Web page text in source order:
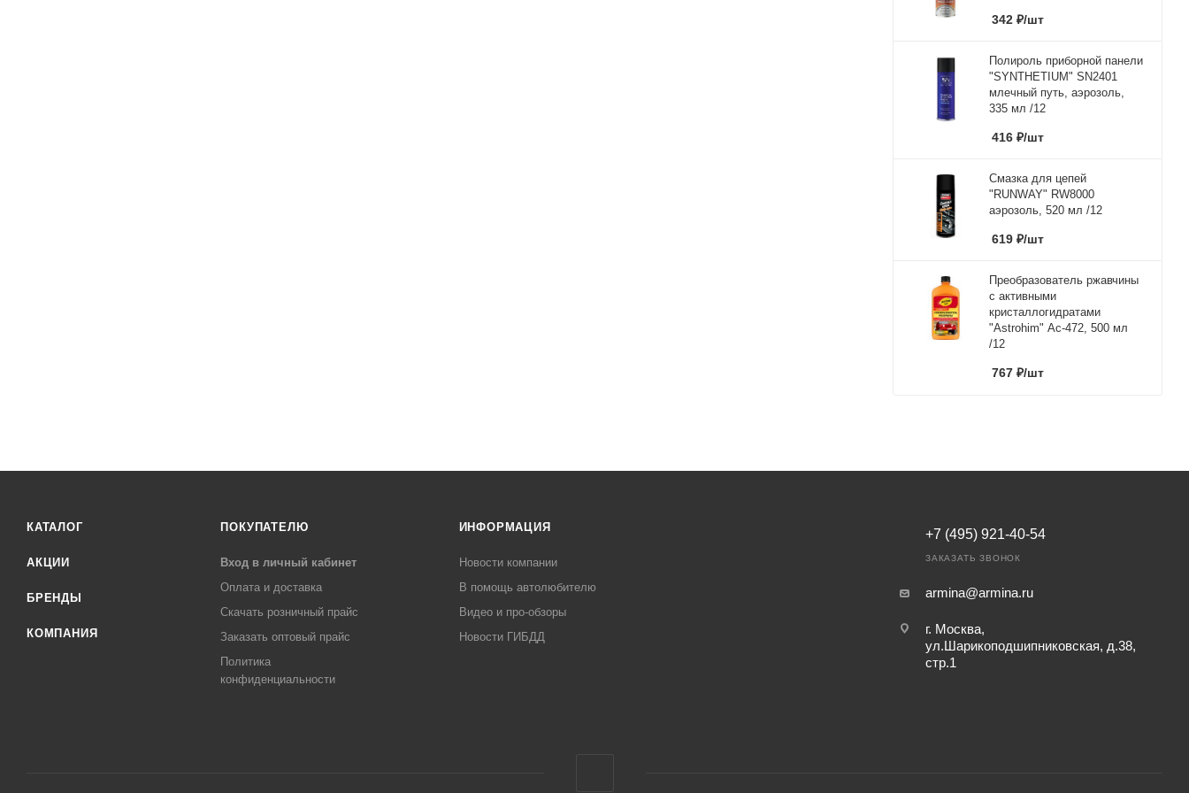
342 ₽/шт
Полироль приборной панели
"SYNTHETIUM" SN2401
млечный путь, аэрозоль,
335 мл /12
416 ₽/шт
Смазка для цепей
"RUNWAY" RW8000
аэрозоль, 520 мл /12
619 ₽/шт
Преобразователь ржавчины
с активными
кристаллогидратами
"Astrohim" Ас-472, 500 мл
/12
767 ₽/шт
КАТАЛОГ
АКЦИИ
БРЕНДЫ
КОМПАНИЯ
ПОКУПАТЕЛЮ
Вход в личный кабинет
Оплата и доставка
Скачать розничный прайс
Заказать оптовый прайс
Политика
конфиденциальности
ИНФОРМАЦИЯ
Новости компании
В помощь автолюбителю
Видео и про-обзоры
Новости ГИБДД
+7 (495) 921-40-54
ЗАКАЗАТЬ ЗВОНОК
armina@armina.ru
г. Москва,
ул.Шарикоподшипниковская, д.38,
стр.1